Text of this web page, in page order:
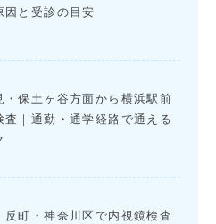
因と受診の目安
・保土ヶ谷方面から横浜駅前
査｜通勤・通学経路で通える
反町・神奈川区で内視鏡検査